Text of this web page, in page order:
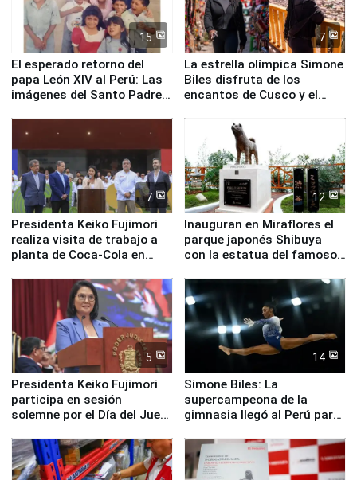
15
El esperado retorno del
papa León XIV al Perú: Las
imágenes del Santo Padre
7
La estrella olímpica Simone
Biles disfruta de los
encantos de Cusco y el
7
Presidenta Keiko Fujimori
realiza visita de trabajo a
planta de Coca-Cola en
12
Inauguran en Miraflores el
parque japonés Shibuya
con la estatua del famoso
5
Presidenta Keiko Fujimori
participa en sesión
solemne por el Día del Juez
14
Simone Biles: La
supercampeona de la
gimnasia llegó al Perú para
Panamericanos Lima 2027